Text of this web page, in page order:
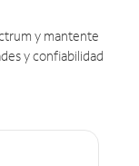
y mantente
y confiabilidad